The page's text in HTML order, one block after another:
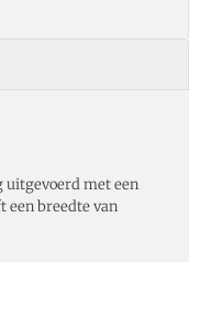
uitgevoerd met een
een breedte van